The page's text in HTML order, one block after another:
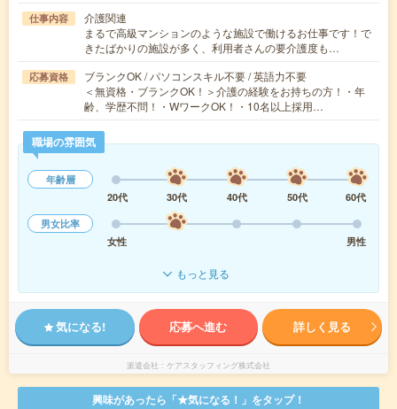
仕事内容
介護関連
まるで高級マンションのような施設で働けるお仕事です！で
きたばかりの施設が多く、利用者さんの要介護度も…
応募資格
ブランクOK / パソコンスキル不要 / 英語力不要
＜無資格・ブランクOK！＞介護の経験をお持ちの方！・年
齢、学歴不問！・WワークOK！・10名以上採用…
職場の雰囲気
年齢層
20代
30代 40代 50代
60代
男女比率
女性
男性
もっと見る
気になる! 応募へ進む 詳しく見る
派遣会社 ケアスタッフィング株式会社
興味があったら「★気になる！」をタップ！